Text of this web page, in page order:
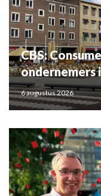
CBS:
ondernemers
6 augustus 2026